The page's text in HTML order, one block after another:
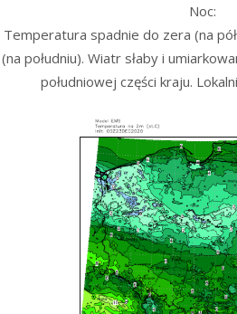
Noc:
Temperatura spadnie do zera (na
(na południu). Wiatr słaby i
południowej części kraju.